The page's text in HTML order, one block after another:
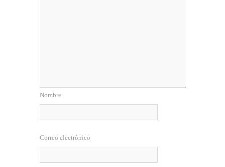
Nombre
Correo electrónico